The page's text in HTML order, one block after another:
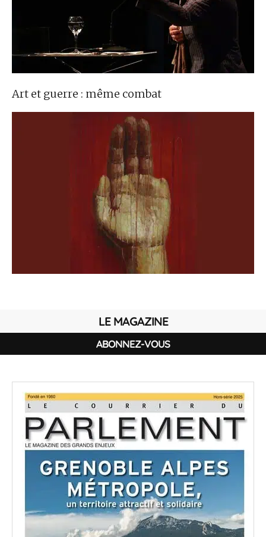
Art et guerre : même combat
LE MAGAZINE
ABONNEZ-VOUS